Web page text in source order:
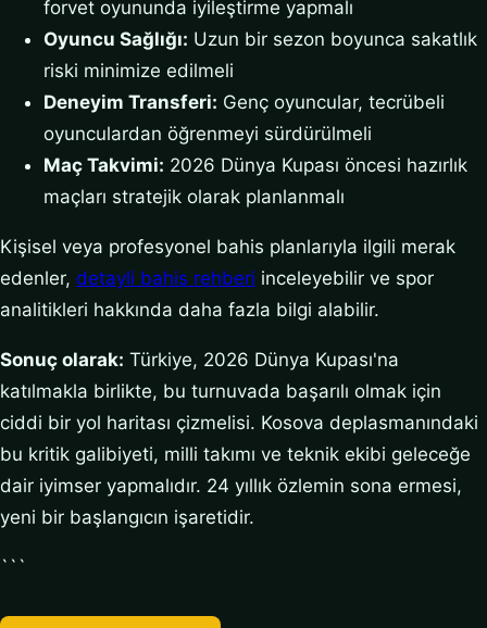
forvet oyununda iyileştirme yapmalı
Oyuncu Sağlığı: Uzun bir sezon boyunca sakatlık
riski minimize edilmeli
Deneyim Transferi: Genç oyuncular, tecrübeli
oyunculardan öğrenmeyi sürdürülmeli
Maç Takvimi: 2026 Dünya Kupası öncesi hazırlık
maçları stratejik olarak planlanmalı
Kişisel veya profesyonel bahis planlarıyla ilgili merak
edenler, detayli bahis rehberi inceleyebilir ve spor
analitikleri hakkında daha fazla bilgi alabilir.
Sonuç olarak: Türkiye, 2026 Dünya Kupası'na
katılmakla birlikte, bu turnuvada başarılı olmak için
ciddi bir yol haritası çizmelisi. Kosova deplasmanındaki
bu kritik galibiyeti, milli takımı ve teknik ekibi geleceğe
dair iyimser yapmalıdır. 24 yıllık özlemin sona ermesi,
yeni bir başlangıcın işaretidir.
```